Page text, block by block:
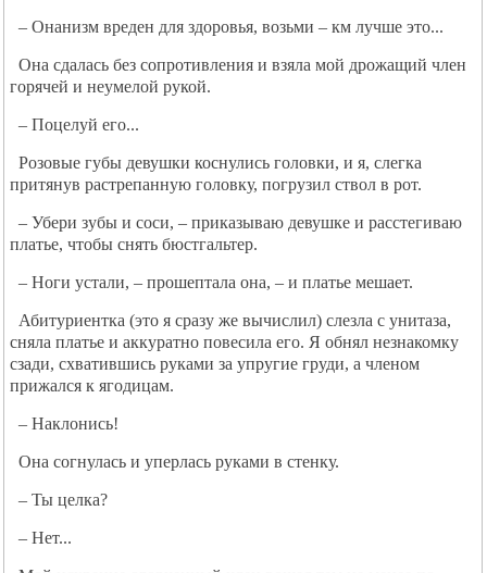
– Онанизм вреден для здоровья, возьми – км лучше это...
Она сдалась без сопротивления и взяла мой дрожащий член
горячей и неумелой рукой.
– Поцелуй его...
Розовые губы девушки коснулись головки, и я, слегка
притянув растрепанную головку, погрузил ствол в рот.
– Убери зубы и соси, – приказываю девушке и расстегиваю
платье, чтобы снять бюстгальтер.
– Ноги устали, – прошептала она, – и платье мешает.
Абитуриентка (это я сразу же вычислил) слезла с унитаза,
сняла платье и аккуратно повесила его. Я обнял незнакомку
сзади, схватившись руками за упругие груди, а членом
прижался к ягодицам.
– Наклонись!
Она согнулась и уперлась руками в стенку.
– Ты целка?
– Нет...